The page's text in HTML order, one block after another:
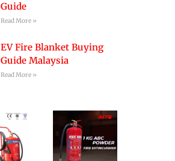
Guide
Read More »
EV Fire Blanket Buying
Guide Malaysia
Read More »